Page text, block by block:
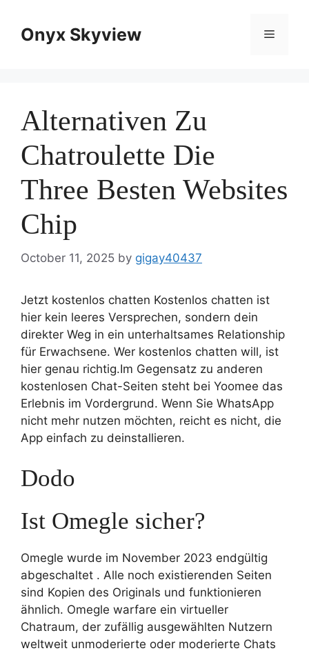
contentOnyx Skyview Menu
Alternativen Zu
Chatroulette Die
Three Besten Websites
Chip
October 11, 2025 by gigay40437
Jetzt kostenlos chatten Kostenlos chatten ist
hier kein leeres Versprechen, sondern dein
direkter Weg in ein unterhaltsames Relationship
für Erwachsene. Wer kostenlos chatten will, ist
hier genau richtig.Im Gegensatz zu anderen
kostenlosen Chat-Seiten steht bei Yoomee das
Erlebnis im Vordergrund. Wenn Sie WhatsApp
nicht mehr nutzen möchten, reicht es nicht, die
App einfach zu deinstallieren.
Dodo
Ist Omegle sicher?
Omegle wurde im November 2023 endgültig
abgeschaltet . Alle noch existierenden Seiten
sind Kopien des Originals und funktionieren
ähnlich. Omegle warfare ein virtueller
Chatraum, der zufällig ausgewählten Nutzern
weltweit unmoderierte oder moderierte Chats